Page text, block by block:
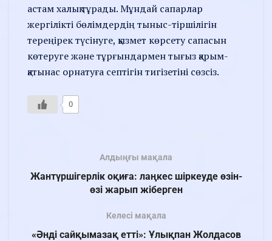
астам халық тұрады. Мұндай сапарлар
жергілікті бөлімдердің тыныс-тіршілігін
тереңірек түсінуге, қызмет көрсету сапасын
көтеруге және тұрғындармен тығыз қарым-
қатынас орнатуға септігін тигізетіні сөзсіз.
0
Алдыңғы мақала
Жантүршігерлік оқиға: лаңкес шіркеуде өзін-
өзі жарып жіберген
Келесі мақала
«Әнді сайқымазақ етті»: Ұлықпан Жолдасов